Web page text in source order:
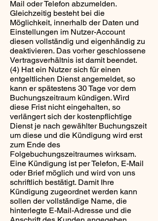
Mail oder Telefon abzumelden.
Gleichzeitig besteht bei die
Möglichkeit, innerhalb der Daten und
Einstellungen im Nutzer-Account
diesen vollständig und eigenhändig zu
deaktivieren. Das vorher geschlossene
Vertragsverhältnis ist damit beendet.
(4) Hat ein Nutzer sich für einen
entgeltlichen Dienst angemeldet, so
kann er spätestens 30 Tage vor dem
Buchungszeitraum kündigen. Wird
diese Frist nicht eingehalten, so
verlängert sich der kostenpflichtige
Dienst je nach gewählter Buchungszeit
um diese und die Kündigung wird erst
zum Ende des
Folgebuchungszeitraumes wirksam.
Eine Kündigung ist per Telefon, E-Mail
oder Brief möglich und wird von uns
schriftlich bestätigt. Damit Ihre
Kündigung zugeordnet werden kann
sollen der vollständige Name, die
hinterlegte E-Mail-Adresse und die